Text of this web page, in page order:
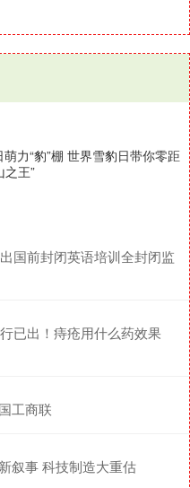
力“豹”棚 世界雪豹日带你零距
之王”
国前封闭英语培训全封闭监
已出！痔疮用什么药效果
工商联
叙事 科技制造大重估